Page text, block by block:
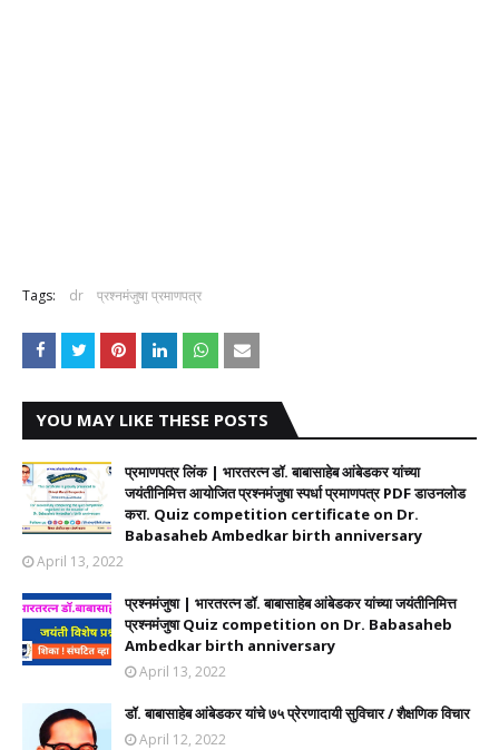
Tags: dr प्रश्नमंजुषा प्रमाणपत्र
YOU MAY LIKE THESE POSTS
प्रमाणपत्र लिंक | भारतरत्न डॉ. बाबासाहेब आंबेडकर यांच्या
जयंतीनिमित्त आयोजित प्रश्नमंजुषा स्पर्धा प्रमाणपत्र PDF डाउनलोड
करा. Quiz competition certificate on Dr.
Babasaheb Ambedkar birth anniversary
April 13, 2022
प्रश्नमंजुषा | भारतरत्न डॉ. बाबासाहेब आंबेडकर यांच्या जयंतीनिमित्त
प्रश्नमंजुषा Quiz competition on Dr. Babasaheb
Ambedkar birth anniversary
April 13, 2022
डॉ. बाबासाहेब आंबेडकर यांचे ७५ प्रेरणादायी सुविचार / शैक्षणिक विचार
April 12, 2022